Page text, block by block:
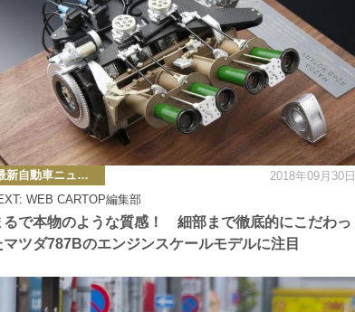
るで本物のような質感！ 細部まで徹底的にこだわっ
マツダ787Bのエンジンスケールモデルに注目
WEB CARTOP編集部
最新自動車ニュース 2018年09月30日